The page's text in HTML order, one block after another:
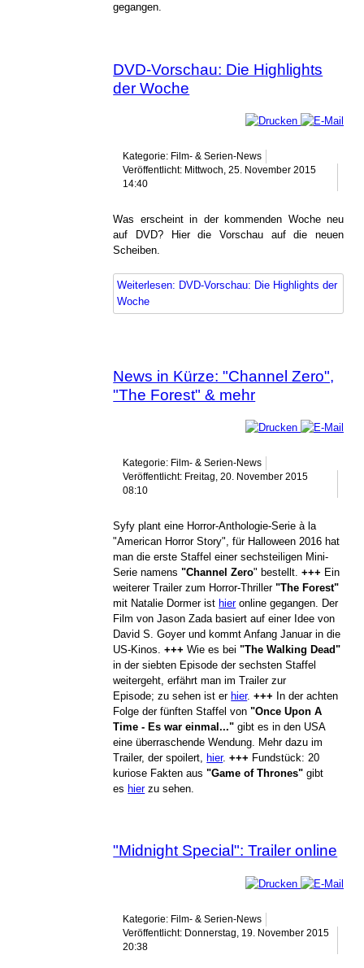
gegangen.
DVD-Vorschau: Die Highlights
der Woche
Kategorie: Film- & Serien-News
Veröffentlicht: Mittwoch, 25. November 2015
14:40
Was erscheint in der kommenden Woche neu
auf DVD? Hier die Vorschau auf die neuen
Scheiben.
Weiterlesen: DVD-Vorschau: Die Highlights der
Woche
News in Kürze: "Channel Zero",
"The Forest" & mehr
Kategorie: Film- & Serien-News
Veröffentlicht: Freitag, 20. November 2015
08:10
Syfy plant eine Horror-Anthologie-Serie à la
"American Horror Story", für Halloween 2016 hat
man die erste Staffel einer sechsteiligen Mini-
Serie namens"Channel Zero" bestellt.+++ Ein
weiterer Trailer zum Horror-Thriller"The Forest"
mit Natalie Dormer ist hieronline gegangen. Der
Film von Jason Zada basiert auf einer Idee von
David S. Goyer und kommt Anfang Januar in die
US-Kinos.+++Wie es bei"The Walking Dead"
in der siebten Episode der sechsten Staffel
weitergeht, erfährt man im Trailer zur
Episode; zu sehen ist er hier.+++ In der achten
Folge der fünften Staffel von"Once Upon A
Time - Es war einmal..."gibt es in den USA
eine überraschende Wendung. Mehr dazu im
Trailer, der spoilert, hier.+++ Fundstück: 20
kuriose Fakten aus"Game of Thrones" gibt
es hierzu sehen.
"Midnight Special": Trailer online
Kategorie: Film- & Serien-News
Veröffentlicht: Donnerstag, 19. November 2015
20:38